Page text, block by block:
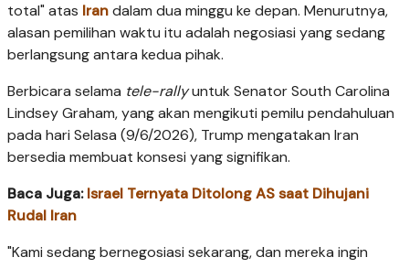
total" atas Irandalam dua minggu ke depan. Menurutnya,
alasan pemilihan waktu itu adalah negosiasi yang sedang
berlangsung antara kedua pihak.
Berbicara selama tele-rallyuntuk Senator South Carolina
Lindsey Graham, yang akan mengikuti pemilu pendahuluan
pada hari Selasa (9/6/2026), Trump mengatakan Iran
bersedia membuat konsesi yang signifikan.
Baca Juga:Israel Ternyata Ditolong AS saat Dihujani
Rudal Iran
"Kami sedang bernegosiasi sekarang, dan mereka ingin